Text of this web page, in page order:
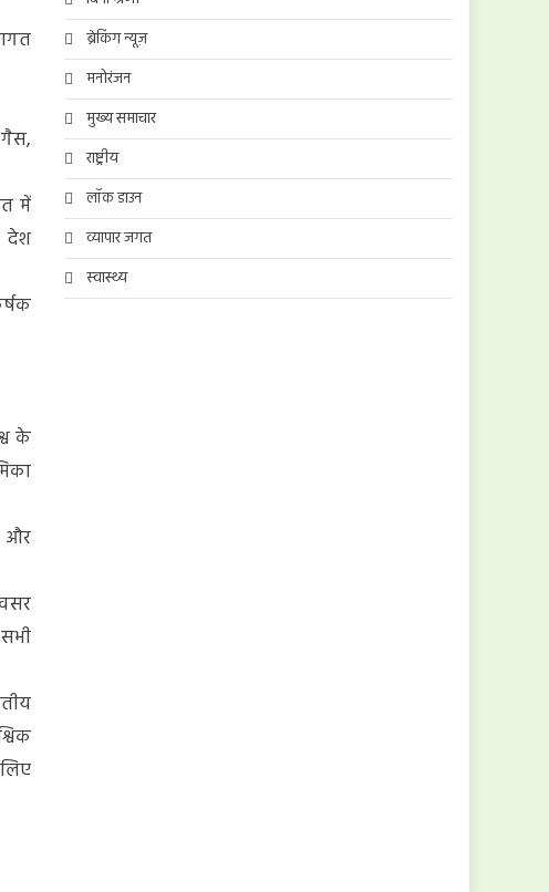
में
देश
के
और
ब्रेकिंग न्यूज़
मनोरंजन
मुख्य समाचार
राष्ट्रीय
लॉक डाउन
व्यापार जगत
स्वास्थ्य